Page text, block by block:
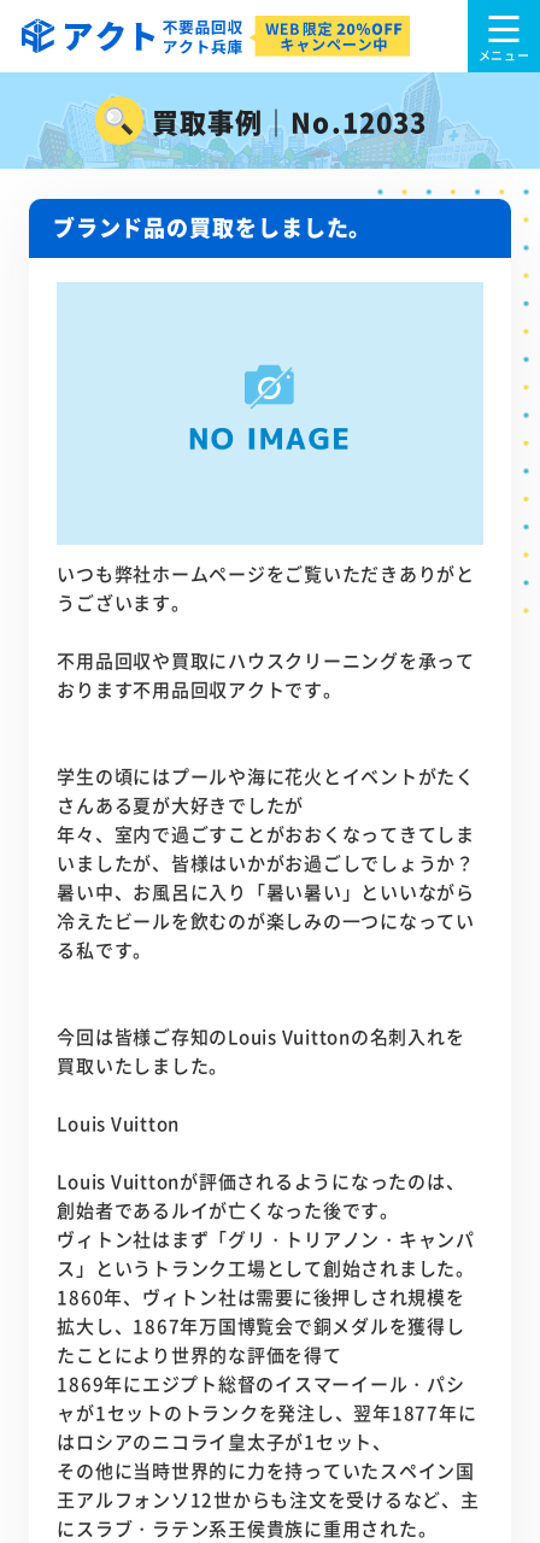
買取事例｜No.12033
ブランド品の買取をしました。
いつも弊社ホームページをご覧いただきありがと
うございます。
不用品回収や買取にハウスクリーニングを承って
おります不用品回収アクトです。
学生の頃にはプールや海に花火とイベントがたく
さんある夏が大好きでしたが
年々、室内で過ごすことがおおくなってきてしま
いましたが、皆様はいかがお過ごしでしょうか？
暑い中、お風呂に入り「暑い暑い」といいながら
冷えたビールを飲むのが楽しみの一つになってい
る私です。
今回は皆様ご存知のLouis Vuittonの名刺入れを
買取いたしました。
Louis Vuitton
Louis Vuittonが評価されるようになったのは、
創始者であるルイが亡くなった後です。
ヴィトン社はまず「グリ・トリアノン・キャンパ
ス」というトランク工場として創始されました。
1860年、ヴィトン社は需要に後押しされ規模を
拡大し、1867年万国博覧会で銅メダルを獲得し
たことにより世界的な評価を得て
1869年にエジプト総督のイスマーイール・パシ
ャが1セットのトランクを発注し、翌年1877年に
はロシアのニコライ皇太子が1セット、
その他に当時世界的に力を持っていたスペイン国
王アルフォンソ12世からも注文を受けるなど、主
にスラブ・ラテン系王侯貴族に重用された。